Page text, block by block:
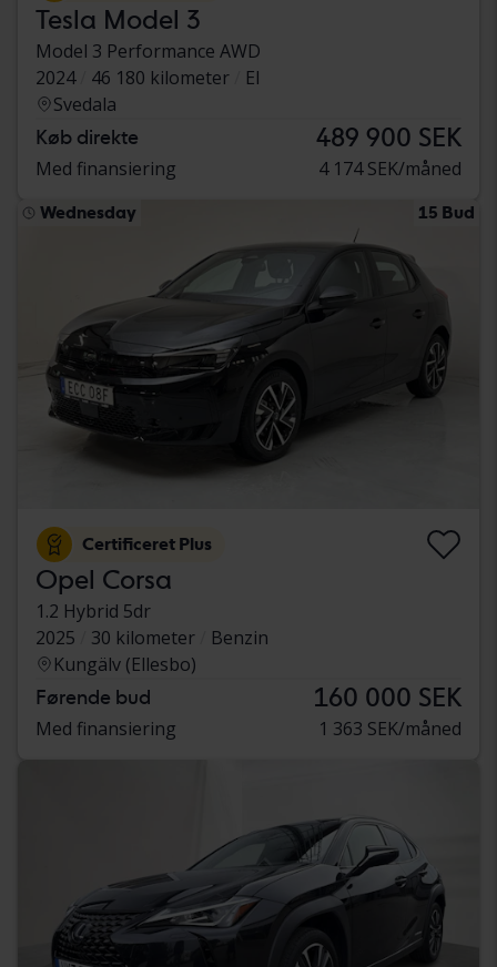
Tesla Model 3
Model 3 Performance AWD
2024
46 180 kilometer
El
Svedala
Køb direkte 489 900 SEK
Med finansiering 4 174 SEK/måned
Wednesday 15 Bud
Certificeret Plus
Opel Corsa
1.2 Hybrid 5dr
2025
30 kilometer
Benzin
Kungälv (Ellesbo)
Førende bud 160 000 SEK
Med finansiering 1 363 SEK/måned